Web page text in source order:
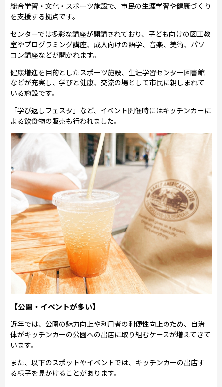
総合学習・文化・スポーツ施設で、市民の生涯学習や健康づくり
を支援する拠点です。
センターでは多彩な講座が開講されており、子ども向けの図工教
室やプログラミング講座、成人向けの語学、音楽、美術、パソ
コン講座などが開かれます。
健康増進を目的としたスポーツ施設、生涯学習センター図書館
などが充実し、学びと健康、交流の場として市民に親しまれて
いる施設です。
「学び返しフェスタ」など、イベント開催時にはキッチンカーに
よる飲食物の販売も行われました。
【公園・イベントが多い】
近年では、公園の魅力向上や利用者の利便性向上のため、自治
体がキッチンカーの公園への出店に取り組むケースが増えてきて
います。
また、以下のスポットやイベントでは、キッチンカーの出店す
る様子を見かけることがあります。